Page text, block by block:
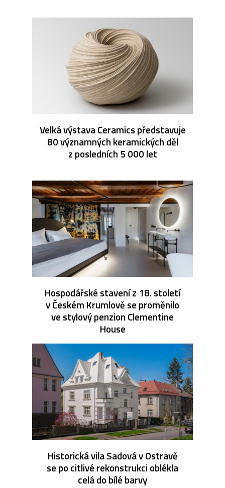
Velká výstava Ceramics představuje
80 významných keramických děl
z posledních 5 000 let
Hospodářské stavení z 18. století
v Českém Krumlově se proměnilo
ve stylový penzion Clementine
House
Historická vila Sadová v Ostravě
se po citlivé rekonstrukci oblékla
celá do bílé barvy